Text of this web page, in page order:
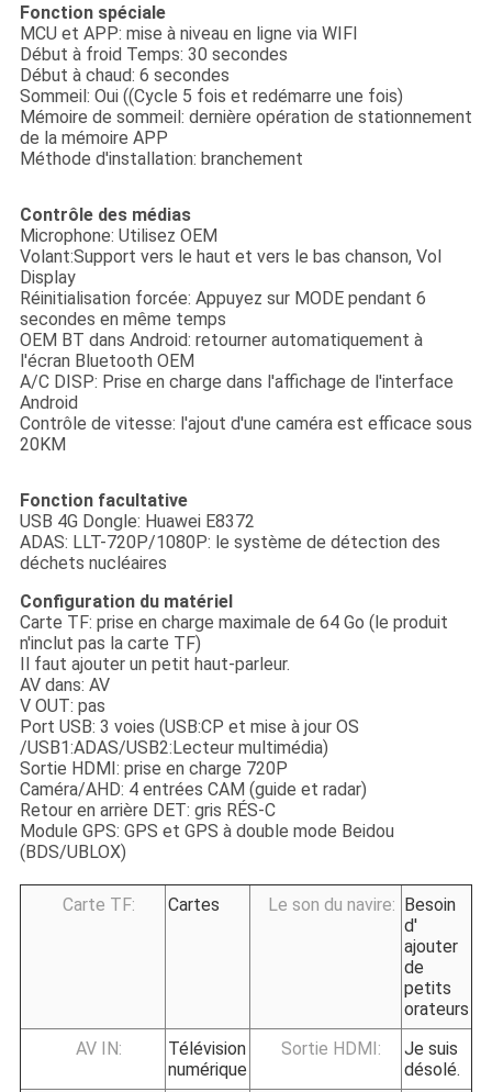
Fonction spéciale
MCU et APP: mise à niveau en ligne via WIFI
Début à froid Temps: 30 secondes
Début à chaud: 6 secondes
Sommeil: Oui ((Cycle 5 fois et redémarre une fois)
Mémoire de sommeil: dernière opération de stationnement
de la mémoire APP
Méthode d'installation: branchement
Contrôle des médias
Microphone: Utilisez OEM
Volant:Support vers le haut et vers le bas chanson, Vol
Display
Réinitialisation forcée: Appuyez sur MODE pendant 6
secondes en même temps
OEM BT dans Android: retourner automatiquement à
l'écran Bluetooth OEM
A/C DISP: Prise en charge dans l'affichage de l'interface
Android
Contrôle de vitesse: l'ajout d'une caméra est efficace sous
20KM
Fonction facultative
USB 4G Dongle: Huawei E8372
ADAS: LLT-720P/1080P: le système de détection des
déchets nucléaires
Configuration du matériel
Carte TF: prise en charge maximale de 64 Go (le produit
n'inclut pas la carte TF)
Il faut ajouter un petit haut-parleur.
AV dans: AV
V OUT: pas
Port USB: 3 voies (USB:CP et mise à jour OS
/USB1:ADAS/USB2:Lecteur multimédia)
Sortie HDMI: prise en charge 720P
Caméra/AHD: 4 entrées CAM (guide et radar)
Retour en arrière DET: gris RÉS-C
Module GPS: GPS et GPS à double mode Beidou
(BDS/UBLOX)
Carte TF: Cartes Le son du navire:
Besoin
d'
ajouter
de
petits
orateurs
AV IN:
Télévision
numérique
Sortie HDMI:
Je suis
désolé.